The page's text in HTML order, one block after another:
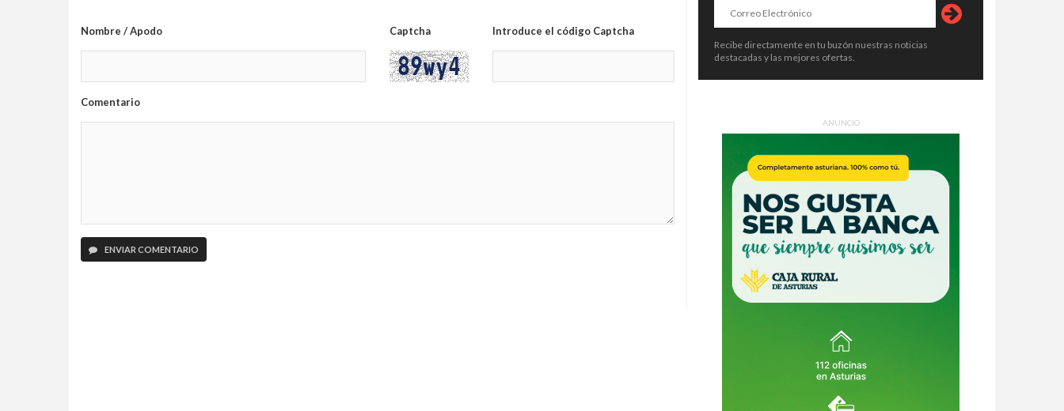
Nombre / Apodo Captcha Introduce el código Captcha
Comentario
ENVIAR COMENTARIO
Recibe directamente en tu buzón nuestras noticias
destacadas y las mejores ofertas.
ANUNCIO